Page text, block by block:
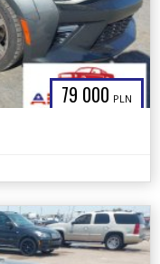
79 000 PLN